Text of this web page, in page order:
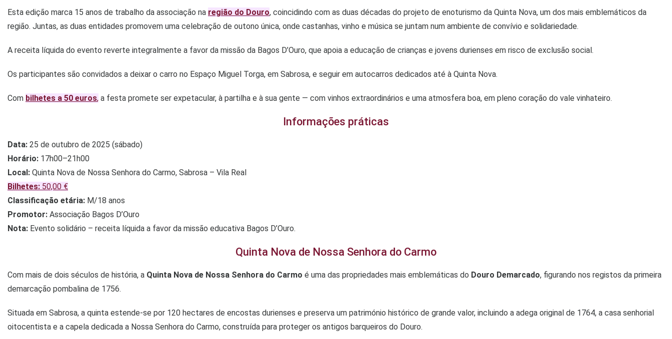
Esta edição marca 15 anos de trabalho da associação na região do Douro, coincidindo com as duas décadas do projeto de enoturismo da Quinta Nova, um dos mais emblemáticos da
região. Juntas, as duas entidades promovem uma celebração de outono única, onde castanhas, vinho e música se juntam num ambiente de convívio e solidariedade.
A receita líquida do evento reverte integralmente a favor da missão da Bagos D’Ouro, que apoia a educação de crianças e jovens durienses em risco de exclusão social.
Os participantes são convidados a deixar o carro no Espaço Miguel Torga, em Sabrosa, e seguir em autocarros dedicados até à Quinta Nova.
Com bilhetes a 50 euros, a festa promete ser expetacular, à partilha e à sua gente — com vinhos extraordinários e uma atmosfera boa, em pleno coração do vale vinhateiro.
Informações práticas
Data: 25 de outubro de 2025 (sábado)
Horário: 17h00–21h00
Local: Quinta Nova de Nossa Senhora do Carmo, Sabrosa – Vila Real
Bilhetes: 50,00 €
Classificação etária: M/18 anos
Promotor: Associação Bagos D’Ouro
Nota: Evento solidário – receita líquida a favor da missão educativa Bagos D’Ouro.
Quinta Nova de Nossa Senhora do Carmo
Com mais de dois séculos de história, a Quinta Nova de Nossa Senhora do Carmo é uma das propriedades mais emblemáticas do Douro Demarcado, figurando nos registos da primeira
demarcação pombalina de 1756.
Situada em Sabrosa, a quinta estende-se por 120 hectares de encostas durienses e preserva um património histórico de grande valor, incluindo a adega original de 1764, a casa senhorial
oitocentista e a capela dedicada a Nossa Senhora do Carmo, construída para proteger os antigos barqueiros do Douro.